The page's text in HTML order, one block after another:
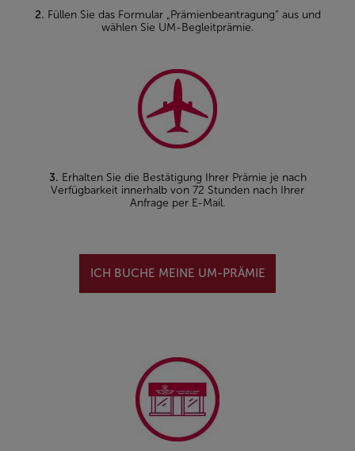
2. Füllen Sie das Formular „Prämienbeantragung“ aus und
wählen Sie UM-Begleitprämie.
3. Erhalten Sie die Bestätigung Ihrer Prämie je nach
Verfügbarkeit innerhalb von 72 Stunden nach Ihrer
Anfrage per E-Mail.
ICH BUCHE MEINE UM-PRÄMIE